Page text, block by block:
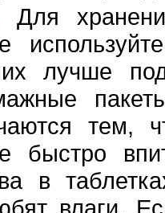
Для
лучше
тем,
быстро
в